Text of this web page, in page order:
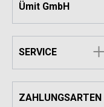
Ümit GmbH
SERVICE
ZAHLUNGSARTEN